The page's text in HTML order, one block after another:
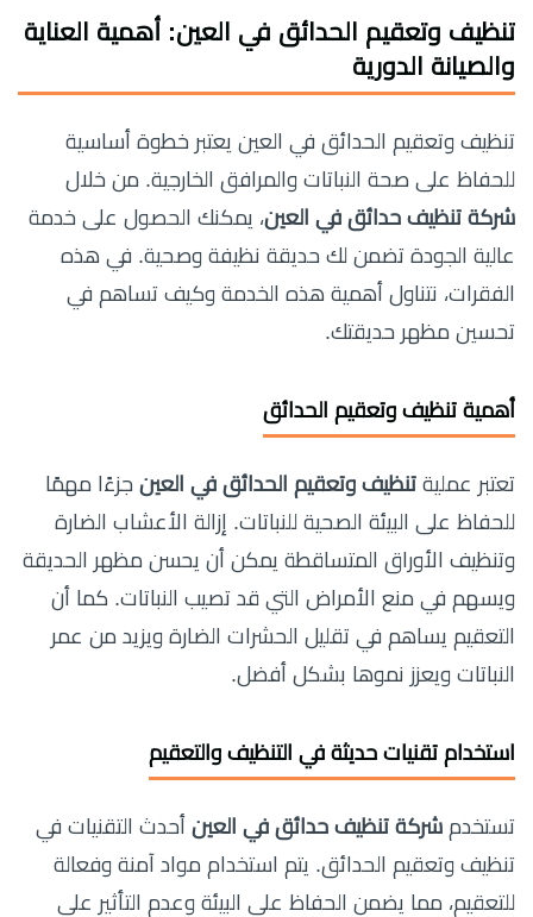
تنظيف وتعقيم الحدائق في العين: أهمية العناية
والصيانة الدورية
تنظيف وتعقيم الحدائق في العين يعتبر خطوة أساسية
للحفاظ على صحة النباتات والمرافق الخارجية. من خلال
شركة تنظيف حدائق في العين، يمكنك الحصول على خدمة
عالية الجودة تضمن لك حديقة نظيفة وصحية. في هذه
الفقرات، نتناول أهمية هذه الخدمة وكيف تساهم في
تحسين مظهر حديقتك.
أهمية تنظيف وتعقيم الحدائق
تعتبر عملية تنظيف وتعقيم الحدائق في العين جزءًا مهمًا
للحفاظ على البيئة الصحية للنباتات. إزالة الأعشاب الضارة
وتنظيف الأوراق المتساقطة يمكن أن يحسن مظهر الحديقة
ويسهم في منع الأمراض التي قد تصيب النباتات. كما أن
التعقيم يساهم في تقليل الحشرات الضارة ويزيد من عمر
النباتات ويعزز نموها بشكل أفضل.
استخدام تقنيات حديثة في التنظيف والتعقيم
تستخدم شركة تنظيف حدائق في العين أحدث التقنيات في
تنظيف وتعقيم الحدائق. يتم استخدام مواد آمنة وفعالة
للتعقيم، مما يضمن الحفاظ على البيئة وعدم التأثير على